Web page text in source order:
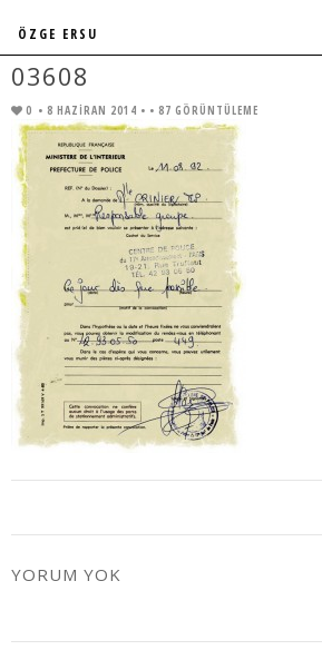
03608
0 • 8 HAZIRAN 2014 • • 87 GÖRÜNTÜLEME
YORUM YOK
ÖZGE ERSU